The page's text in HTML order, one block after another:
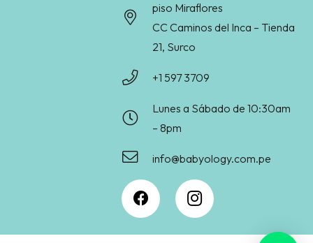
piso Miraflores
CC Caminos del Inca – Tienda
21, Surco
+1 597 3709
Lunes a Sábado de 10:30am
– 8pm
info@babyology.com.pe